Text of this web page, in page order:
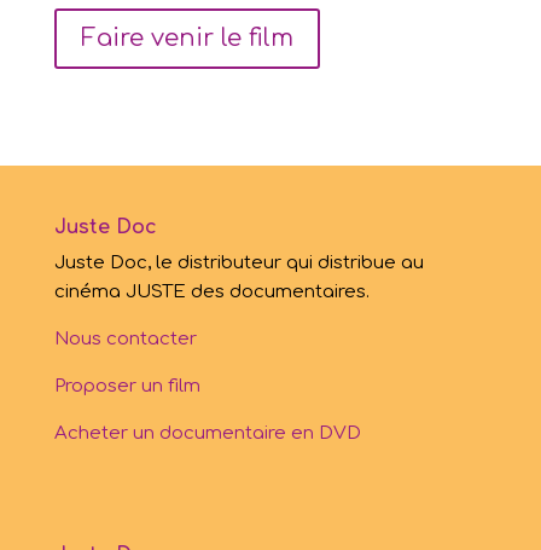
Faire venir le film
Juste Doc
Juste Doc, le distributeur qui distribue au
cinéma JUSTE des documentaires.
Nous contacter
Proposer un film
Acheter un documentaire en DVD